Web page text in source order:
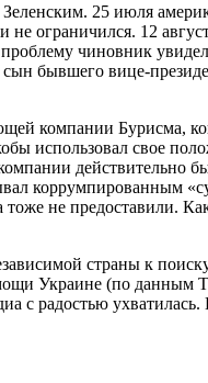
25 июля
ограничился. 12
чиновник увидел
бывшего вице-
компании Бурисма,
использовал свое
действительно
коррумпированным
не предоставили.
страны к
Украине (по данным
с радостью